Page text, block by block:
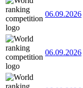
06.09.2026
06.09.2026